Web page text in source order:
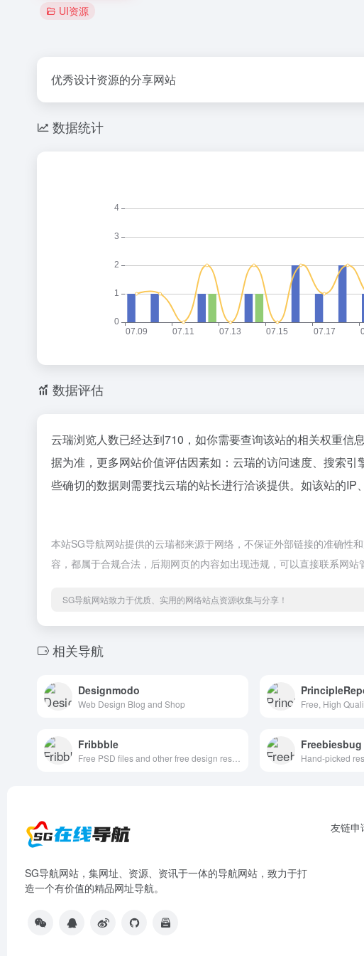
UI资源
优秀设计资源的分享网站
数据统计
数据评估
云瑞浏览人数已经达到710，如你需要查询该站的相关权重信
据为准，更多网站价值评估因素如：云瑞的访问速度、搜索
些确切的数据则需要找云瑞的站长进行洽谈提供。如该站的IP
本站SG导航网站提供的云瑞都来源于网络，不保证外部链接的准确性
容，都属于合规合法，后期网页的内容如出现违规，可以直接联系网站
SG导航网站致力于优质、实用的网络站点资源收集与分享！
相关导航
Designmodo
Web Design Blog and Shop Free, High
Fribbble Freebiesbug
SG导航网站，集网址、资源、资讯于一体的导航网站，致力于打
造一个有价值的精品网址导航。
友链申